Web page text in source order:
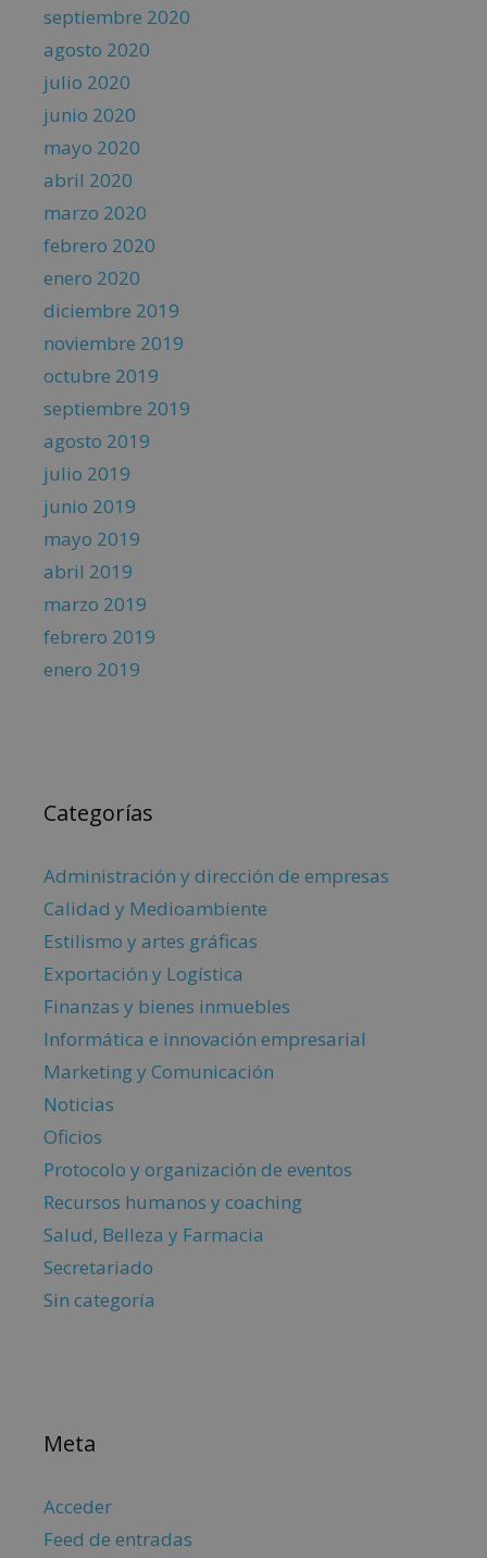
septiembre 2020
agosto 2020
julio 2020
junio 2020
mayo 2020
abril 2020
marzo 2020
febrero 2020
enero 2020
diciembre 2019
noviembre 2019
octubre 2019
septiembre 2019
agosto 2019
julio 2019
junio 2019
mayo 2019
abril 2019
marzo 2019
febrero 2019
enero 2019
Categorías
Administración y dirección de empresas
Calidad y Medioambiente
Estilismo y artes gráficas
Exportación y Logística
Finanzas y bienes inmuebles
Informática e innovación empresarial
Marketing y Comunicación
Noticias
Oficios
Protocolo y organización de eventos
Recursos humanos y coaching
Salud, Belleza y Farmacia
Secretariado
Sin categoría
Meta
Acceder
Feed de entradas